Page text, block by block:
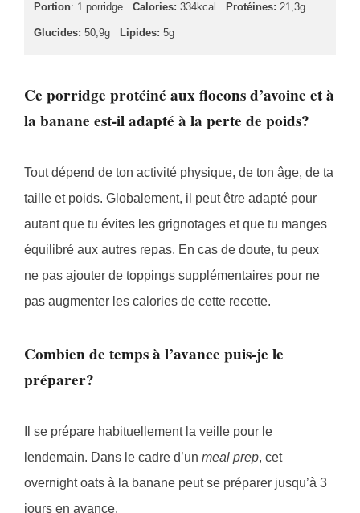
Portion: 1 porridge Calories: 334kcal Protéines: 21,3g
Glucides: 50,9g Lipides: 5g
Ce porridge protéiné aux flocons d’avoine et à
la banane est-il adapté à la perte de poids?
Tout dépend de ton activité physique, de ton âge, de ta
taille et poids. Globalement, il peut être adapté pour
autant que tu évites les grignotages et que tu manges
équilibré aux autres repas. En cas de doute, tu peux
ne pas ajouter de toppings supplémentaires pour ne
pas augmenter les calories de cette recette.
Combien de temps à l’avance puis-je le
préparer?
Il se prépare habituellement la veille pour le
lendemain. Dans le cadre d’un meal prep, cet
overnight oats à la banane peut se préparer jusqu’à 3
jours en avance.